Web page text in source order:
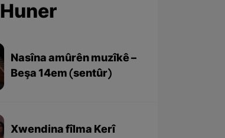
Huner
Nasîna amûrên muzîkê –
Beşa 14em (sentûr)
Xwendina fîlma Kerî